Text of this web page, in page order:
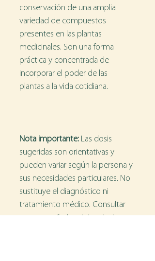
conservación de una amplia
variedad de compuestos
presentes en las plantas
medicinales. Son una forma
práctica y concentrada de
incorporar el poder de las
plantas a la vida cotidiana.
Nota importante: Las dosis
sugeridas son orientativas y
pueden variar según la persona y
sus necesidades particulares. No
sustituye el diagnóstico ni
tratamiento médico. Consultar
con un profesional de salud